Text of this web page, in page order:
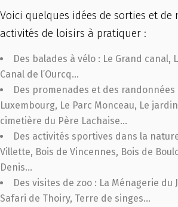
Voici quelques idées de sorties et de
activités de loisirs à pratiquer :
Des balades à vélo : Le Grand canal,
Canal de l’Ourcq…
Des promenades et des randonnées
Luxembourg, Le Parc Monceau, Le
cimetière du Père Lachaise…
Des activités sportives dans la
Villette, Bois de Vincennes, Bois de
Denis…
Des visites de zoo : La Ménagerie du
Safari de Thoiry, Terre de singes…